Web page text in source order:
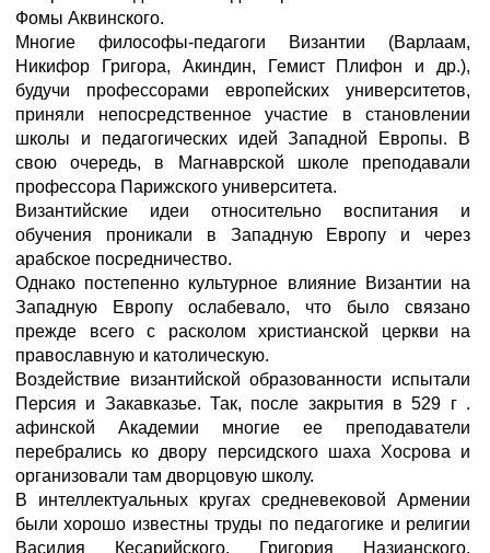
Фомы Аквинского.
Многие философы-педагоги Византии (Варлаам,
Никифор Григора, Акиндин, Гемист Плифон и др.),
будучи профессорами европейских университетов,
приняли непосредственное участие в становлении
школы и педагогических идей Западной Европы. В
свою очередь, в Магнаврской школе преподавали
профессора Парижского университета.
Византийские идеи относительно воспитания и
обучения проникали в Западную Европу и через
арабское посредничество.
Однако постепенно культурное влияние Византии на
Западную Европу ослабевало, что было связано
прежде всего с расколом христианской церкви на
православную и католическую.
Воздействие византийской образованности испытали
Персия и Закавказье. Так, после закрытия в 529 г .
афинской Академии многие ее преподаватели
перебрались ко двору персидского шаха Хосрова и
организовали там дворцовую школу.
В интеллектуальных кругах средневековой Армении
были хорошо известны труды по педагогике и религии
Василия Кесарийского, Григория Назианского,